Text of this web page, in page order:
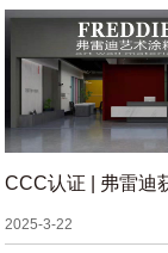
2025-3-22